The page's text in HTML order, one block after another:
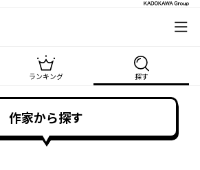
コミ
ランキング 探す
作家から探す